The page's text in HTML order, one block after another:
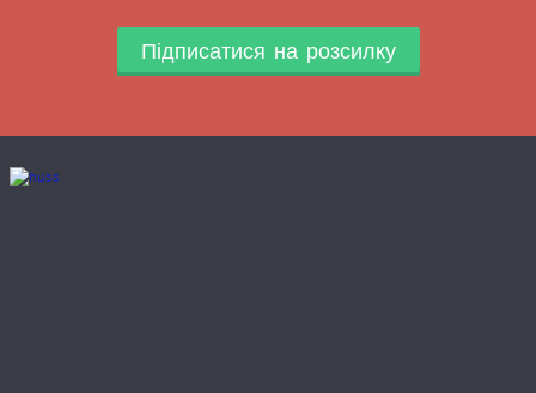
Підписатися на розсилку